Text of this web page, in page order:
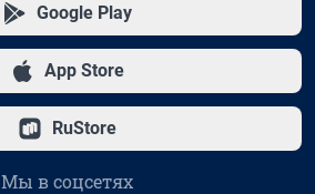
Google Play
App Store
RuStore
Мы в соцсетях